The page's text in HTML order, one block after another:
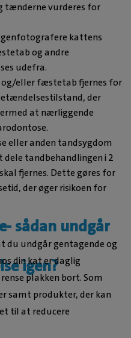
tænderne vurderes for
kattens
og andre
udefra.
eller fæstetab fjernes for
der
at nærliggende
eller anden tandsygdom
tandbehandlingen i 2
fjernes. Dette gøres for
der øger risikoen for
sådan undgår
igen?
du undgår gentagende og
din kat er daglig
plakken bort. Som
samt produkter, der kan
til at reducere